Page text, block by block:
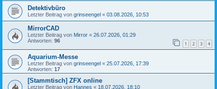
Detektivbüro
Letzter Beitrag von grinseengel « 03.08.2026, 10:53
MirrorCAD
Letzter Beitrag von Mirror « 26.07.2026, 01:29
Antworten: 96 1 2 3 4
Aquarium-Messe
Letzter Beitrag von grinseengel « 25.07.2026, 17:39
Antworten: 17
[Stammtisch] ZFX online
Letzter Beitrag von Hannes « 18.07.2026, 18:10